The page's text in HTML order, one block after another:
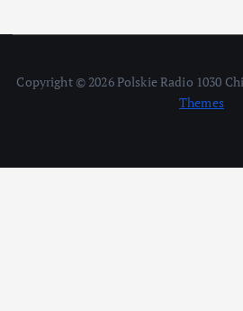
Copyright © 2026 Polskie Radio 1030
Themes